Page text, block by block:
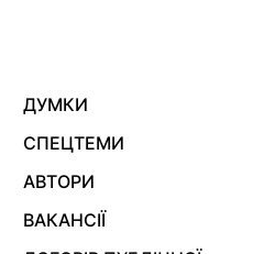
ДУМКИ
СПЕЦТЕМИ
АВТОРИ
ВАКАНСІЇ